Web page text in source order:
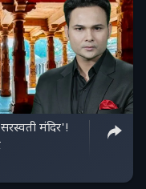
मंदिर'!